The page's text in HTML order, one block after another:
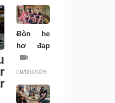
Ƀòn he
hơ đap
09/08/2026